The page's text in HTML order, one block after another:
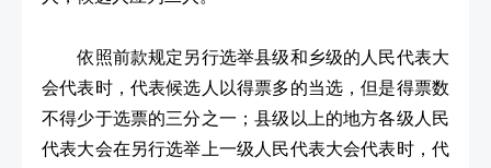
依照前款规定另行选举县级和乡级的人民代表大
会代表时，代表候选人以得票多的当选，但是得票数
不得少于选票的三分之一；县级以上的地方各级人民
代表大会在另行选举上一级人民代表大会代表时，代